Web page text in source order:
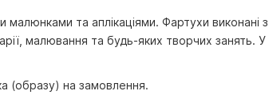
та аплікаціями. Фартухи виконані
малювання та будь-яких творчих занять.
(образу) на замовлення.